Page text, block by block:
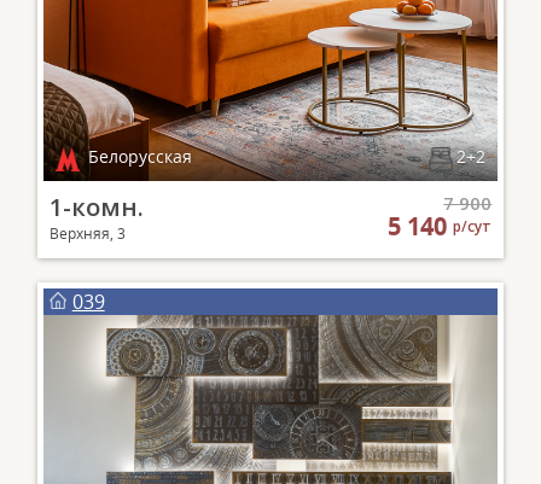
Белорусская 2+2
1-комн.
Верхняя, 3
7 900
5 140р/сут
039